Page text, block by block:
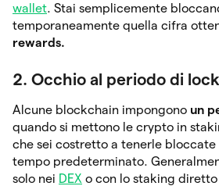
wallet. Stai semplicemente
temporaneamente quella cifra
rewards.
2. Occhio al periodo di
Alcune blockchain impongono un
quando si mettono le crypto in
che sei costretto a tenerle
tempo predeterminato.
solo nei DEX o con lo staking